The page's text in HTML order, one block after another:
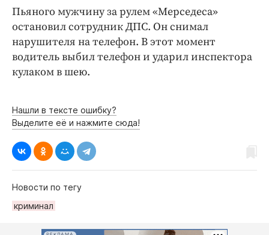
Пьяного мужчину за рулем «Мерседеса»
остановил сотрудник ДПС. Он снимал
нарушителя на телефон. В этот момент
водитель выбил телефон и ударил инспектора
кулаком в шею.
Нашли в тексте ошибку?
Выделите её и нажмите сюда!
Новости по тегу
криминал